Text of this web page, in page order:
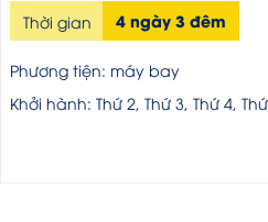
Thời gian 4 ngày 3 đêm
Phương tiện: máy bay
Khởi hành: Thứ 2, Thứ 3, Thứ 4,